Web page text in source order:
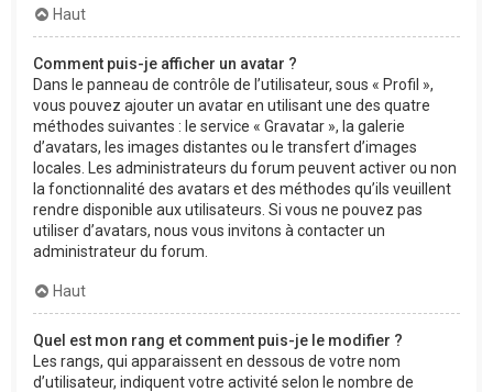
Haut
Comment puis-je afficher un avatar ?
Dans le panneau de contrôle de l’utilisateur, sous « Profil »,
vous pouvez ajouter un avatar en utilisant une des quatre
méthodes suivantes : le service « Gravatar », la galerie
d’avatars, les images distantes ou le transfert d’images
locales. Les administrateurs du forum peuvent activer ou non
la fonctionnalité des avatars et des méthodes qu’ils veuillent
rendre disponible aux utilisateurs. Si vous ne pouvez pas
utiliser d’avatars, nous vous invitons à contacter un
administrateur du forum.
Haut
Quel est mon rang et comment puis-je le modifier ?
Les rangs, qui apparaissent en dessous de votre nom
d’utilisateur, indiquent votre activité selon le nombre de